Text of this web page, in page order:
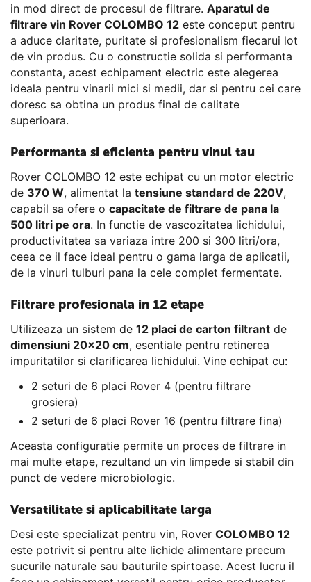
in mod direct de procesul de filtrare. Aparatul de
filtrare vin Rover COLOMBO 12 este conceput pentru
a aduce claritate, puritate si profesionalism fiecarui lot
de vin produs. Cu o constructie solida si performanta
constanta, acest echipament electric este alegerea
ideala pentru vinarii mici si medii, dar si pentru cei care
doresc sa obtina un produs final de calitate
superioara.
Performanta si eficienta pentru vinul tau
Rover COLOMBO 12 este echipat cu un motor electric
de 370 W, alimentat la tensiune standard de 220V,
capabil sa ofere o capacitate de filtrare de pana la
500 litri pe ora. In functie de vascozitatea lichidului,
productivitatea sa variaza intre 200 si 300 litri/ora,
ceea ce il face ideal pentru o gama larga de aplicatii,
de la vinuri tulburi pana la cele complet fermentate.
Filtrare profesionala in 12 etape
Utilizeaza un sistem de 12 placi de carton filtrant de
dimensiuni 20x20 cm, esentiale pentru retinerea
impuritatilor si clarificarea lichidului. Vine echipat cu:
2 seturi de 6 placi Rover 4 (pentru filtrare
grosiera)
2 seturi de 6 placi Rover 16 (pentru filtrare fina)
Aceasta configuratie permite un proces de filtrare in
mai multe etape, rezultand un vin limpede si stabil din
punct de vedere microbiologic.
Versatilitate si aplicabilitate larga
Desi este specializat pentru vin, Rover COLOMBO 12
este potrivit si pentru alte lichide alimentare precum
sucurile naturale sau bauturile spirtoase. Acest lucru il